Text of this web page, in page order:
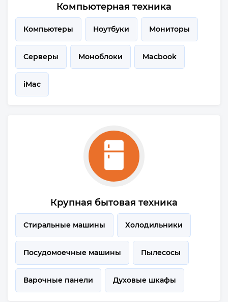
Компьютерная техника
Компьютеры Ноутбуки Мониторы
Серверы Моноблоки Macbook
iMac
Крупная бытовая техника
Стиральные машины Холодильники
Посудомоечные машины Пылесосы
Варочные панели Духовые шкафы